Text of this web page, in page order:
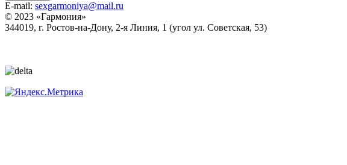
E-mail: sexgarmoniya@mail.ru
© 2023 «Гармония»
344019, г. Ростов-на-Дону, 2-я Линия, 1 (угол ул. Советская, 53)